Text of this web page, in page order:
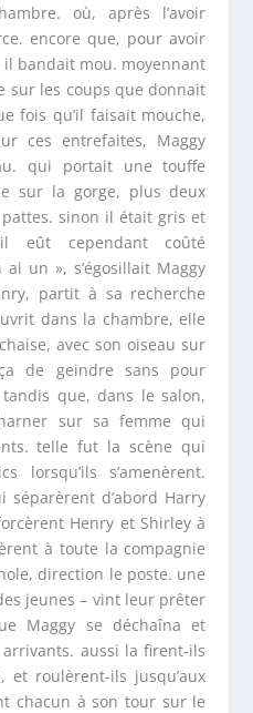
où, après l’avoir
encore que, pour avoir
bandait mou. moyennant
sur les coups que donnait
fois qu’il faisait mouche,
ces entrefaites, Maggy
qui portait une touffe
sur la gorge, plus deux
sinon il était gris et
eût cependant coûté
un », s’égosillait Maggy
partit à sa recherche
dans la chambre, elle
avec son oiseau sur
de geindre sans pour
que, dans le salon,
sur sa femme qui
telle fut la scène qui
lorsqu’ils s’amenèrent.
séparèrent d’abord Harry
Henry et Shirley à
à toute la compagnie
direction le poste. une
jeunes – vint leur prêter
Maggy se déchaîna et
aussi la firent-ils
roulèrent-ils jusqu’aux
chacun à son tour sur le